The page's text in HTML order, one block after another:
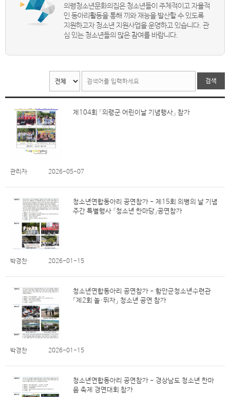
의령청소년문화의집은 청소년들이 주체적이고 자율적
인 동아리활동을 통해 끼와 재능을 발산할 수 있도록
지원하고자 청소년 지원사업을 운영하고 있습니다. 관
심 있는 청소년들의 많은 참여를 바랍니다.
검색
제104회 『의령군 어린이날 기념행사』 참가
관리자 2026-05-07
청소년연합동아리 공연참가 - 제15회 의병의 날 기념
주간 특별행사 『청소년 한마당』공연참가
박경찬 2026-01-15
청소년연합동아리 공연참가 - 함안군청소년수련관
「제2회 놀·뛰자」 청소년 공연 참가
박경찬 2026-01-15
청소년연합동아리 공연참가 - 경상남도 청소년 한마
음 축제 경연대회 참가